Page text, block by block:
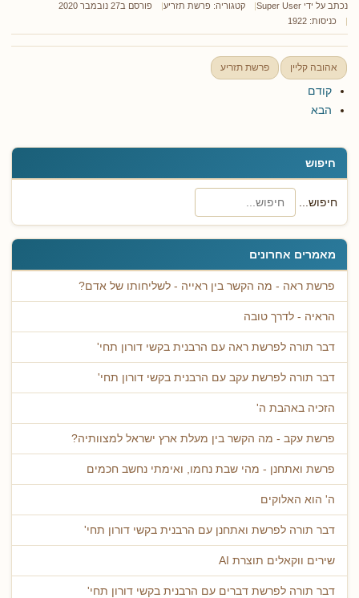
חיפוש
חיפוש...
מאמרים אחרונים
פרשת ראה - מה הקשר בין ראייה - לשליחותו של אדם?
הראיה - לדרך טובה
דבר תורה לפרשת ראה עם הרבנית בקשי דורון תחי'
דבר תורה לפרשת עקב עם הרבנית בקשי דורון תחי'
הזכיה באהבת ה'
פרשת עקב - מה הקשר בין מעלת ארץ ישראל למצוותיה?
פרשת ואתחנן - מהי שבת נחמו, ואימתי נחשב חכמים
ה' הוא האלוקים
דבר תורה לפרשת ואתחנן עם הרבנית בקשי דורון תחי'
שירים ווקאלים תוצרת AI
דבר תורה לפרשת דברים עם הרבנית בקשי דורון תחי'
נכתב על ידי Super User קטגוריה: פרשת תזריע
פורסם ב27 נובמבר 2020
כניסות: 1922
אהובה קליין פרשת תזריע
קודם
הבא